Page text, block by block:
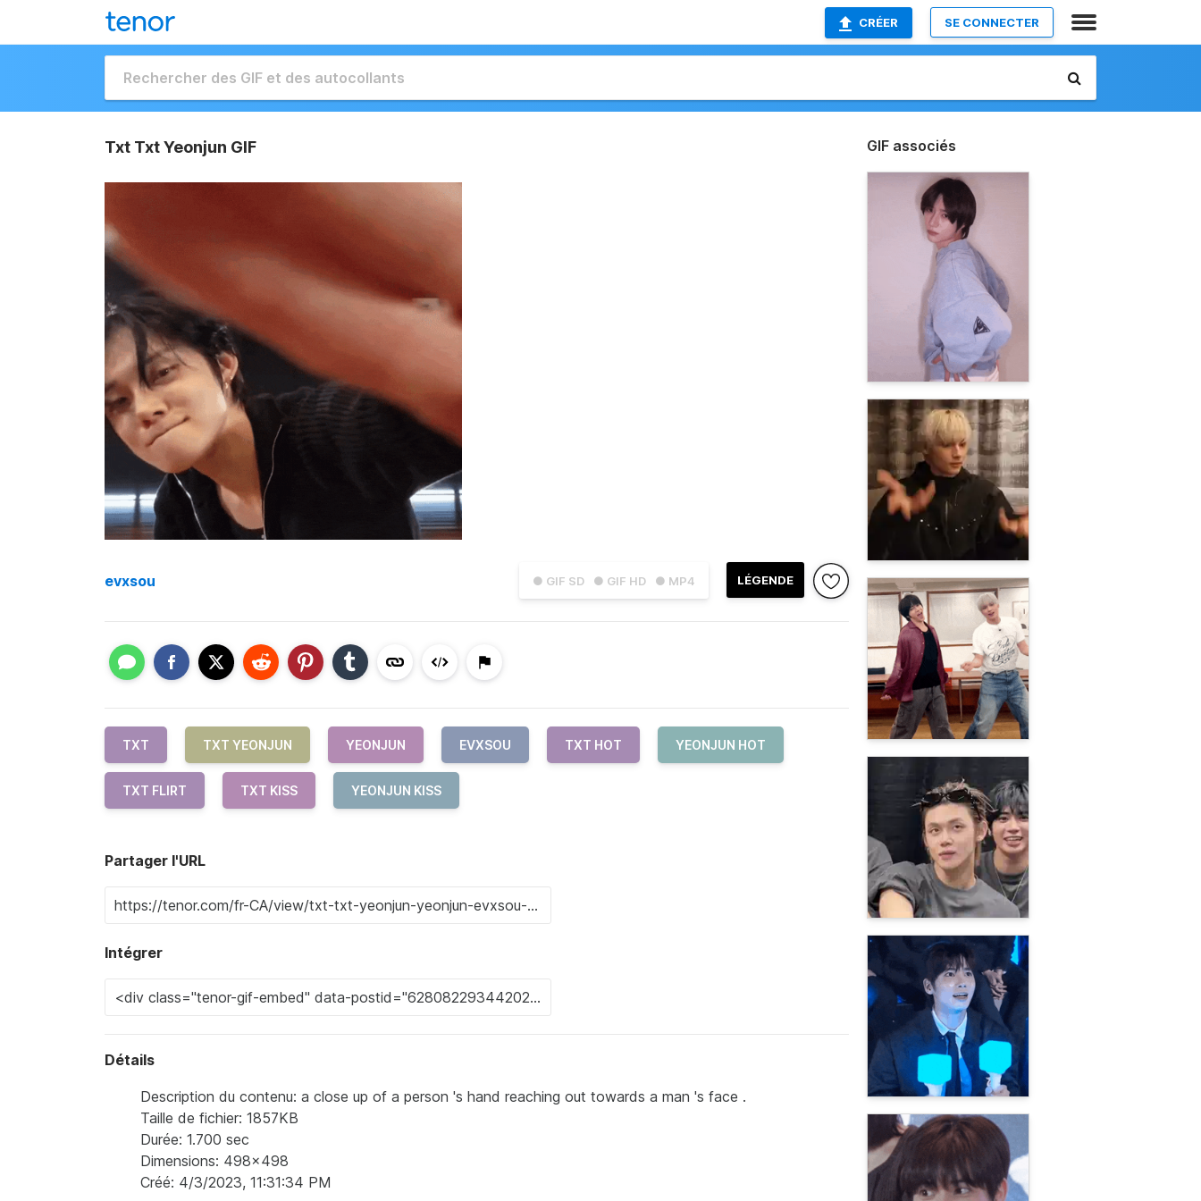
CRÉER SE CONNECTER
Txt Txt Yeonjun GIF
● GIF SD ● GIF HD ● MP4 LÉGENDE
evxsou
TXT TXT YEONJUN YEONJUN EVXSOU TXT HOT YEONJUN HOT
TXT FLIRT TXT KISS YEONJUN KISS
Partager l'URL
Intégrer
Détails
Description du contenu: a close up of a person 's hand reaching out towards a man 's face .
Taille de fichier: 1857KB
Durée: 1.700 sec
Dimensions: 498x498
Créé: 4/3/2023, 11:31:34 PM
GIF associés